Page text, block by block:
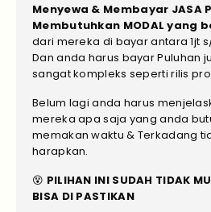
Menyewa & Membayar JASA
Membutuhkan MODAL yang
dari mereka di bayar antara 1jt
Dan anda harus bayar Puluhan
sangat kompleks seperti rilis
Belum lagi anda harus
mereka apa saja yang anda
memakan waktu & Terkadang
harapkan.
😵 PILIHAN INI SUDAH TIDAK
BISA DI PASTIKAN